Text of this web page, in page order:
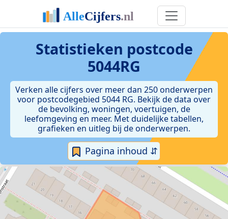
Statistieken postcode
5044RG
Verken alle cijfers over meer dan 250 onderwerpen
voor postcodegebied 5044 RG. Bekijk de data over
de bevolking, woningen, voertuigen, de
leefomgeving en meer. Met duidelijke tabellen,
grafieken en uitleg bij de onderwerpen.
Pagina inhoud ⇵